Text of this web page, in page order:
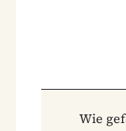
Wie